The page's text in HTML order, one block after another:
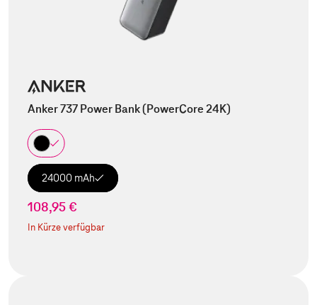
Anker 737 Power Bank (PowerCore 24K)
24000 mAh
108,95 €
In Kürze verfügbar